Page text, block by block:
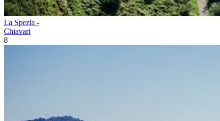
La Spezia -
Chiavari
8